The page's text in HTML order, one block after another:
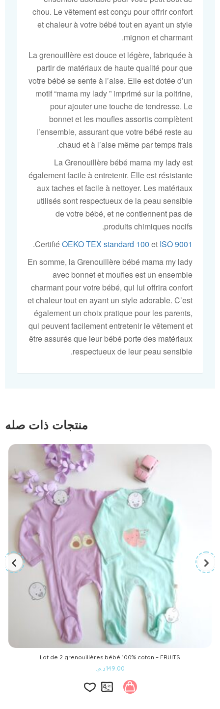
chou. Le vêtement est conçu pour offrir confort
et chaleur à votre bébé tout en ayant un style
mignon et charmant.
La grenouillère est douce et légère, fabriquée à
partir de matériaux de haute qualité pour que
votre bébé se sente à l’aise. Elle est dotée d’un
motif “mama my lady ” imprimé sur la poitrine,
pour ajouter une touche de tendresse. Le
bonnet et les moufles assortis complètent
l’ensemble, assurant que votre bébé reste au
chaud et à l’aise même par temps frais.
La Grenouillère bébé mama my lady est
également facile à entretenir. Elle est résistante
aux taches et facile à nettoyer. Les matériaux
utilisés sont respectueux de la peau sensible
de votre bébé, et ne contiennent pas de
produits chimiques nocifs.
CertifiéOEKO TEX standard 100 et ISO 9001
.
En somme, la Grenouillère bébé mama my lady
avec bonnet et moufles est un ensemble
charmant pour votre bébé, qui lui offrira confort
et chaleur tout en ayant un style adorable. C’est
également un choix pratique pour les parents,
qui peuvent facilement entretenir le vêtement et
être assurés que leur bébé porte des matériaux
respectueux de leur peau sensible.
منتجات ذات صله
Lot de 2 grenouillères bébé 100% coton – FRUITS
149.00د.م.
Ce
produit